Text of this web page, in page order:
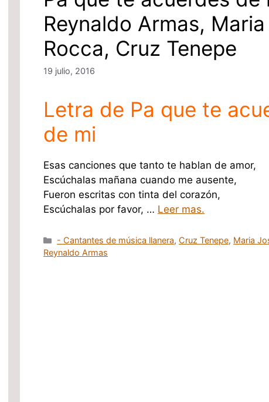
Reynaldo Armas,
Rocca, Cruz Tenepe
19 julio, 2016
Letra de Pa que te
de mi
Esas canciones que tanto te hablan de amor,
Escúchalas mañana cuando me ausente,
Fueron escritas con tinta del corazón,
Escúchalas por favor, … Leer mas.
Categorías
- Cantantes de música llanera, Cruz Tenepe, Maria
Reynaldo Armas